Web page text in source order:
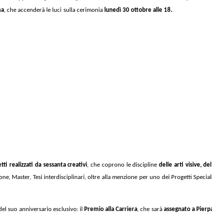
, che accenderà le luci sulla cerimonia lunedì 30 ottobre alle 18.
realizzati da sessanta creativi, che coprono le disciplinedelle arti visive,
Master, Tesi interdisciplinari, oltre alla menzione per uno dei Progetti
suo anniversario esclusivo: il Premio alla Carriera, che sarà assegnato a